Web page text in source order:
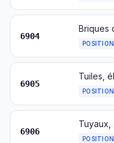
6904
POSITION
6905
POSITION
6906
POSITION